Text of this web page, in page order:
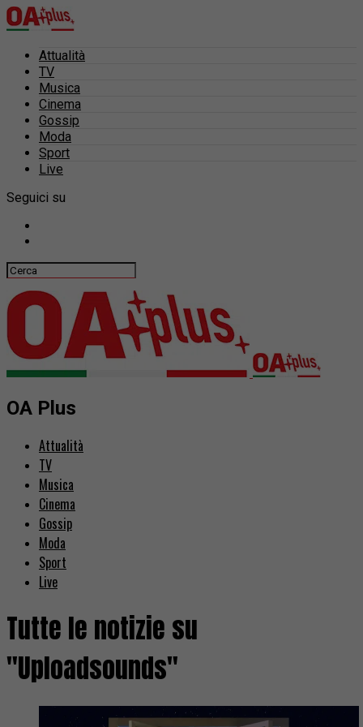
Attualità
TV
Musica
Cinema
Gossip
Moda
Sport
Live
Seguici su
OA Plus
Attualità
TV
Musica
Cinema
Gossip
Moda
Sport
Live
Tutte le notizie su
"Uploadsounds"